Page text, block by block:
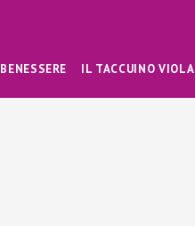
BENESSERE IL TACCUINO VIOLA